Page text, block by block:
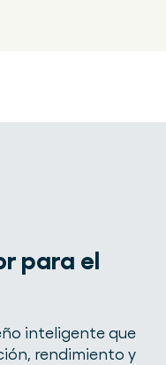
para el
inteligente que
rendimiento y